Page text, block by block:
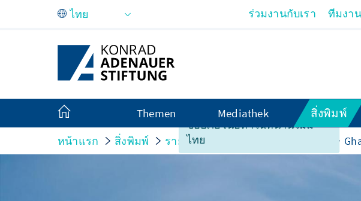
Skip to Main Content
ขออภัย เนื้อหาในหน้านี้ไม่มี
ไทย
ร่วมงานกับเรา ทีมงาน
Themen Mediathek สิ่งพิมพ์
หน้าแรก สิ่งพิมพ์ รายงานสถานการณ์ในประเทศไทย